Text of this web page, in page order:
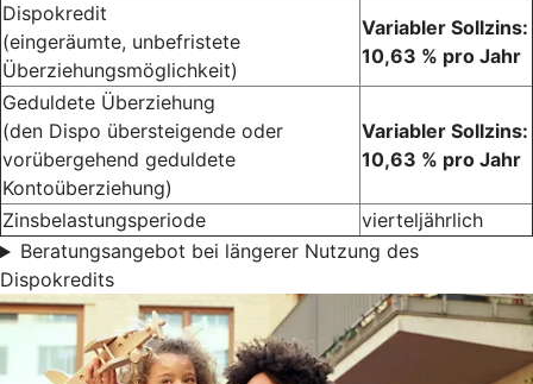
Dispokredit
(eingeräumte, unbefristete
Überziehungsmöglichkeit)
Variabler Sollzins:
10,63 % pro Jahr
Geduldete Überziehung
(den Dispo übersteigende oder
vorübergehend geduldete
Kontoüberziehung)
Variabler Sollzins:
10,63 % pro Jahr
Zinsbelastungsperiode
vierteljährlich
Beratungsangebot bei längerer Nutzung des
Dispokredits